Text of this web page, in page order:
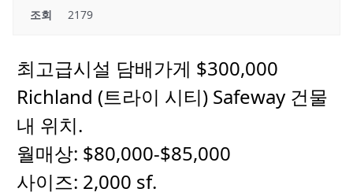
조회 2179
최고급시설 담배가게 $300,000
Richland (트라이 시티) Safeway 건물
내 위치.
월매상: $80,000-$85,000
사이즈: 2,000 sf.